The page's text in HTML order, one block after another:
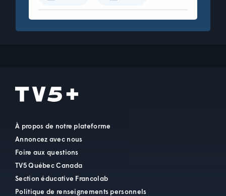
À propos de notre plateforme
Annoncez avec nous
Foire aux questions
TV5 Québec Canada
Section éducative Francolab
Politique de renseignements personnels